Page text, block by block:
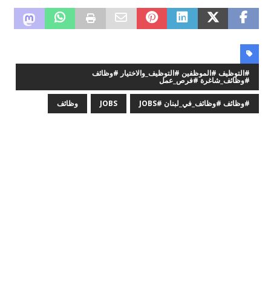
#التوظيف #الموظفين #التوظيف_والاختيار #وظائف
#وظائف_شاغرة #فرص_عمل
#وظائف #وظائف_في_لبنان #JOBS JOBS وظائف